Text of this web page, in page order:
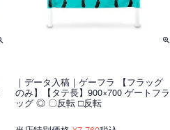
｜データ入稿｜ゲーフラ 【フラッグ
のみ】【タテ長】900×700 ゲートフラ
ッグ ◎ 〇反転 □反転